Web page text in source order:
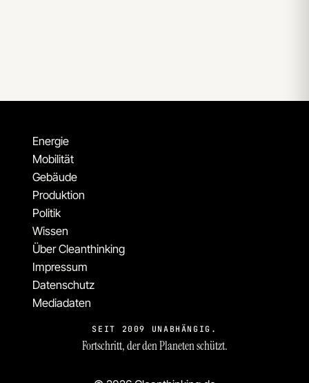
Energie
Mobilität
Gebäude
Produktion
Politik
Wissen
Über Cleanthinking
Impressum
Datenschutz
Mediadaten
SEIT 2009 UNABHÄNGIG.
Fortschritt, der den Planeten schützt.